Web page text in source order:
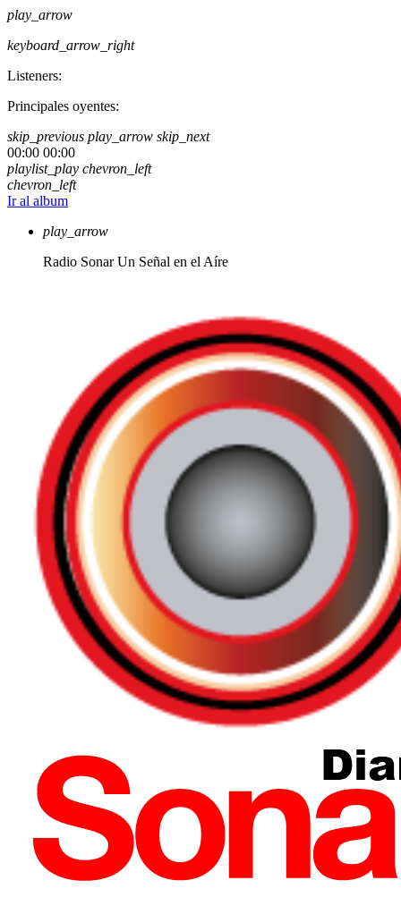
play_arrow
keyboard_arrow_right
Listeners:
Principales oyentes:
skip_previous play_arrow skip_next
00:00 00:00
playlist_play chevron_left
chevron_left
Ir al album
play_arrow
Radio Sonar Un Señal en el Aíre